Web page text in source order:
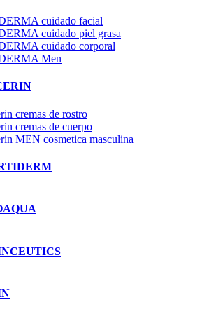
cuidado facial
cuidado piel grasa
cuidado corporal
Men
cremas de rostro
cremas de cuerpo
MEN cosmetica masculina